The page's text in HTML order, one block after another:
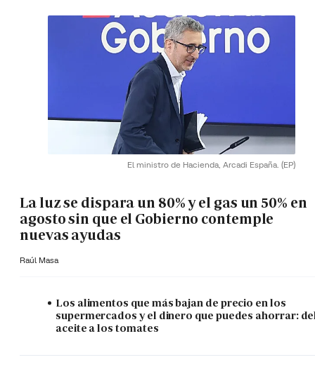
El ministro de Hacienda, Arcadi España. (EP)
La luz se dispara un 80% y el gas un 50% en
agosto sin que el Gobierno contemple
nuevas ayudas
Raúl Masa
Los alimentos que más bajan de precio en los
supermercados y el dinero que puedes ahorrar:
aceite a los tomates